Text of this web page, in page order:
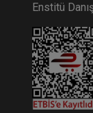
Enstitü